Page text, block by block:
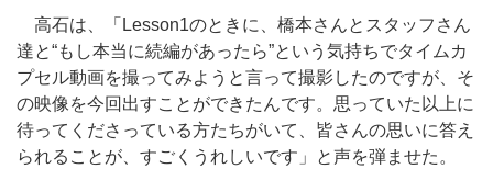
高石は、「Lesson1のときに、橋本さんとスタッフさん
達と“もし本当に続編があったら”という気持ちでタイムカ
プセル動画を撮ってみようと言って撮影したのですが、そ
の映像を今回出すことができたんです。思っていた以上に
待ってくださっている方たちがいて、皆さんの思いに答え
られることが、すごくうれしいです」と声を弾ませた。